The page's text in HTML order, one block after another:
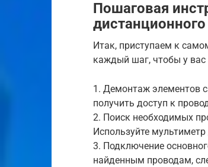
Пошаговая
Итак, приступаем к
каждый шаг, чтобы у вас
1. Демонтаж элементов
получить доступ к
2. Поиск необходимых
Используйте
3. Подключение
найденным проводам,